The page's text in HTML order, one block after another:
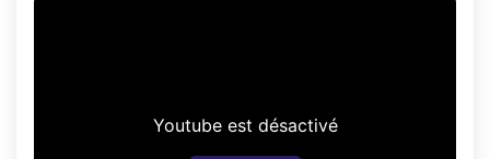
Youtube est désactivé